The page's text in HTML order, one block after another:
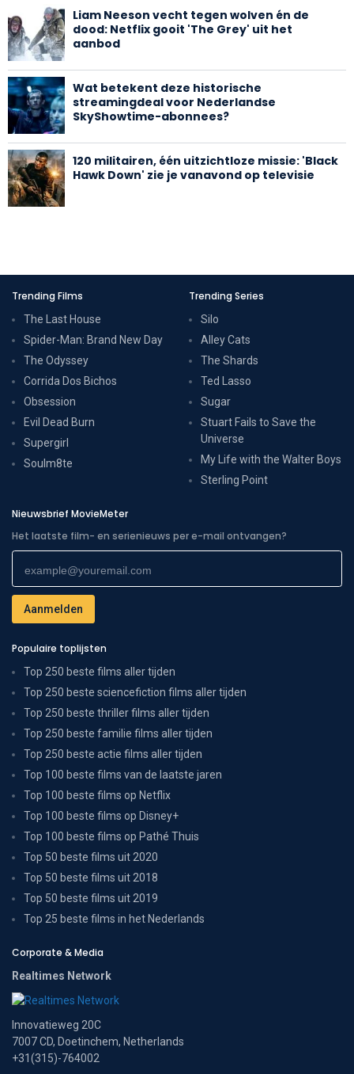
Liam Neeson vecht tegen wolven én de
dood: Netflix gooit 'The Grey' uit het
aanbod
Wat betekent deze historische
streamingdeal voor Nederlandse
SkyShowtime-abonnees?
120 militairen, één uitzichtloze missie: 'Black
Hawk Down' zie je vanavond op televisie
Trending Films
The Last House
Spider-Man: Brand New Day
The Odyssey
Corrida Dos Bichos
Obsession
Evil Dead Burn
Supergirl
Soulm8te
Trending Series
Silo
Alley Cats
The Shards
Ted Lasso
Sugar
Stuart Fails to Save the
Universe
My Life with the Walter Boys
Sterling Point
Nieuwsbrief MovieMeter
Het laatste film- en serienieuws per e-mail ontvangen?
Populaire toplijsten
Top 250 beste films aller tijden
Top 250 beste sciencefiction films aller tijden
Top 250 beste thriller films aller tijden
Top 250 beste familie films aller tijden
Top 250 beste actie films aller tijden
Top 100 beste films van de laatste jaren
Top 100 beste films op Netflix
Top 100 beste films op Disney+
Top 100 beste films op Pathé Thuis
Top 50 beste films uit 2020
Top 50 beste films uit 2018
Top 50 beste films uit 2019
Top 25 beste films in het Nederlands
Corporate & Media
Realtimes Network
Innovatieweg 20C
7007 CD, Doetinchem, Netherlands
+31(315)-764002